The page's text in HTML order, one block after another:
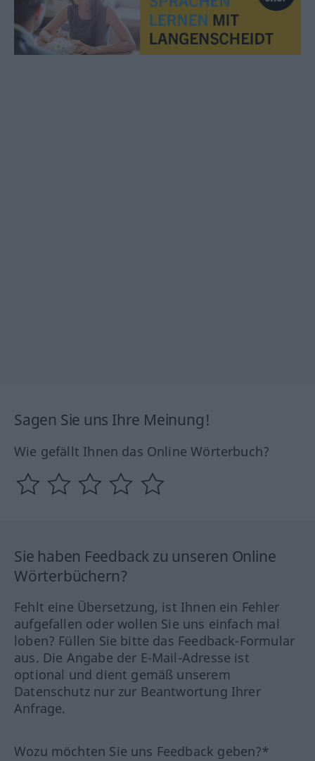
Sagen Sie uns Ihre Meinung!
Wie gefällt Ihnen das Online Wörterbuch?
Sie haben Feedback zu unseren Online
Wörterbüchern?
Fehlt eine Übersetzung, ist Ihnen ein Fehler
aufgefallen oder wollen Sie uns einfach mal
loben? Füllen Sie bitte das Feedback-Formular
aus. Die Angabe der E-Mail-Adresse ist
optional und dient gemäß unserem
Datenschutz nur zur Beantwortung Ihrer
Anfrage.
Wozu möchten Sie uns Feedback geben?*